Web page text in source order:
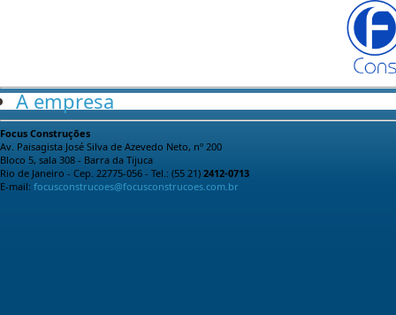
A empresa
Focus Construções
Av. Paisagista José Silva de Azevedo Neto, nº 200
Bloco 5, sala 308 - Barra da Tijuca
Rio de Janeiro - Cep. 22775-056 - Tel.: (55 21) 2412-0713
E-mail: focusconstrucoes@focusconstrucoes.com.br